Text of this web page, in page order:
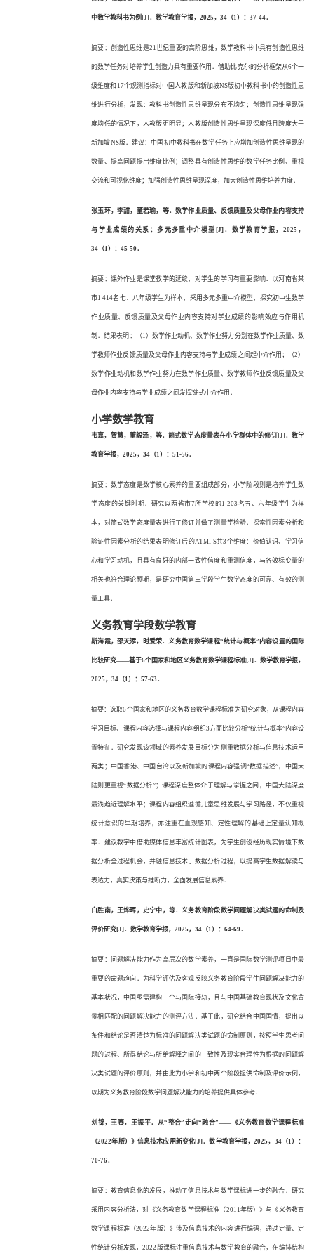
中数学教科书为例[J]．数学教育学报，2025，34（1）：37-44．
摘要：创造性思维是21世纪重要的高阶思维，数学教科书中具有创造性思维
的数学任务对培养学生创造力具有重要作用．借助比克尔的分析框架从6个一
级维度和17个观测指标对中国人教版和新加坡NS版初中教科书中的创造性思
维进行分析，发现：教科书创造性思维呈现分布不均匀；创造性思维呈现强
度均低的情况下，人教版更明显；人教版创造性思维呈现深度低且跨度大于
新加坡NS版．建议：中国初中教科书在数学任务上应增加创造性思维呈现的
数量、提高问题提出维度比例；调整具有创造性思维的数学任务比例、重视
交流和可视化维度；加强创造性思维呈现深度，加大创造性思维培养力度．
张玉环，李甜，董若瑜，等．数学作业质量、反馈质量及父母作业内容支持
与学业成绩的关系：多元多重中介模型 [J]．数学教育学报，2025，
34（1）：45-50．
摘要：课外作业是课堂教学的延续，对学生的学习有重要影响．以河南省某
市1 414名七、八年级学生为样本，采用多元多重中介模型，探究初中生数学
作业质量、反馈质量及父母作业内容支持对学业成绩的影响效应与作用机
制．结果表明：（1）数学作业动机、数学作业努力分别在数学作业质量、数
学教师作业反馈质量及父母作业内容支持与学业成绩之间起中介作用；（2）
数学作业动机和数学作业努力在数学作业质量、数学教师作业反馈质量及父
母作业内容支持与学业成绩之间发挥链式中介作用．
小学数学教育
韦嘉，贺慧，董毅泽，等．简式数学态度量表在小学群体中的修订[J]．数学
教育学报，2025，34（1）：51-56．
摘要：数学态度是数学核心素养的重要组成部分，小学阶段则是培养学生数
学态度的关键时期．研究以两省市7所学校的1 203名五、六年级学生为样
本，对简式数学态度量表进行了修订并做了测量学检验．探索性因素分析和
验证性因素分析的结果表明修订后的ATMI-S共3个维度：价值认识、学习信
心和学习动机，且具有良好的内部一致性信度和重测信度，与各效标变量的
相关也符合理论预期，是研究中国第三学段学生数学态度的可靠、有效的测
量工具．
义务教育学段数学教育
斯海霞，邵天添，时爱荣．义务教育数学课程“统计与概率”内容设置的国际
比较研究——基于6个国家和地区义务教育数学课程标准[J]．数学教育学报，
2025，34（1）：57-63．
摘要：选取6个国家和地区的义务教育数学课程标准为研究对象，从课程内容
学习目标、课程内容选择与课程内容组织3方面比较分析“统计与概率”内容设
置特征．研究发现该领域的素养发展目标分为侧重数据分析与信息技术运用
两类；中国香港、中国台湾以及新加坡的课程内容强调“数据描述”，中国大
陆则更重视“数据分析”；课程深度整体介于理解与掌握之间，中国大陆深度
最浅趋近理解水平；课程内容组织遵循儿童思维发展与学习路径，不仅重视
统计意识的早期培养，亦注重在直观感知、定性理解的基础上定量认知概
率．建议教学中借助媒体信息丰富统计图表，为学生创设经历现实情境下数
据分析全过程机会，并融信息技术于数据分析过程，以提高学生数据解读与
表达力，真实决策与推断力，全面发展信息素养．
白胜南，王烨晖，史宁中，等．义务教育阶段数学问题解决类试题的命制及
评价研究[J]．数学教育学报，2025，34（1）：64-69．
摘要：问题解决能力作为高层次的数学素养，一直是国际数学测评项目中最
重要的命题趋向．为科学评估及客观反映义务教育阶段学生问题解决能力的
基本状况，中国亟需建构一个与国际接轨，且与中国基础教育现状及文化背
景相匹配的问题解决能力的测评方法．基于此，研究结合中国国情，提出以
条件和结论是否清楚为标准的问题解决类试题的命制原则，按照学生思考问
题的过程、所得结论与所给解释之间的一致性及现实合理性为根据的问题解
决类试题的评价原则，并由此为小学和初中两个阶段提供命制及评价示例，
以期为义务教育阶段数学问题解决能力的培养提供具体参考．
刘锦，王赛，王振平．从“整合”走向“融合”——《义务教育数学课程标准
（2022年版）》信息技术应用新变化[J]．数学教育学报，2025，34（1）：
70-76．
摘要：教育信息化的发展，推动了信息技术与数学课标进一步的融合．研究
采用内容分析法，对《义务教育数学课程标准（ 2011年版）》与《义务教育
数学课程标准（2022年版）》涉及信息技术的内容进行编码，通过定量、定
性统计分析发现，2022版课标注重信息技术与数学教育的融合，在编排结构